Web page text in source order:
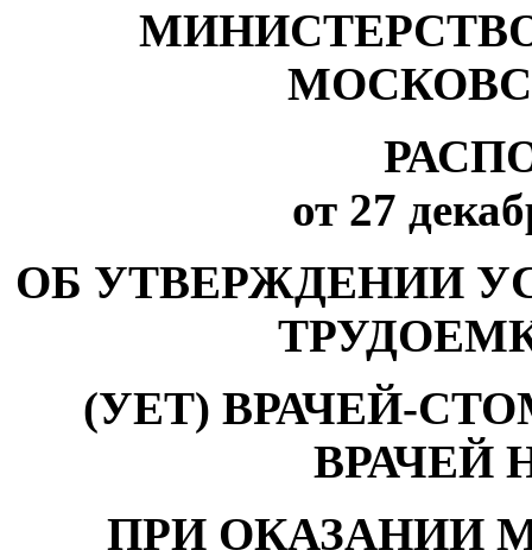
от 27
ОБ УТВЕРЖДЕНИИ
(УЕТ) ВРАЧЕЙ-
ВРАЧЕЙ
ПРИ ОКАЗАНИИ